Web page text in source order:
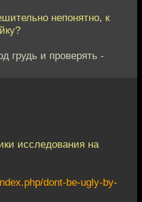
непонятно, к
грудь и проверять -
исследования на
dont-be-ugly-by-